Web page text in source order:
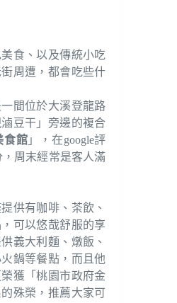
食、以及傳統小吃
周遭，都會吃些什
間位於大溪登龍路
豆干」旁邊的複合
食館 」，在google評
周末經常是客人滿
供有咖啡、茶飲、
可以悠哉舒服的享
義大利麵、燉飯、
鍋等餐點，而且他
獲「桃園市政府金
殊榮，推薦大家可